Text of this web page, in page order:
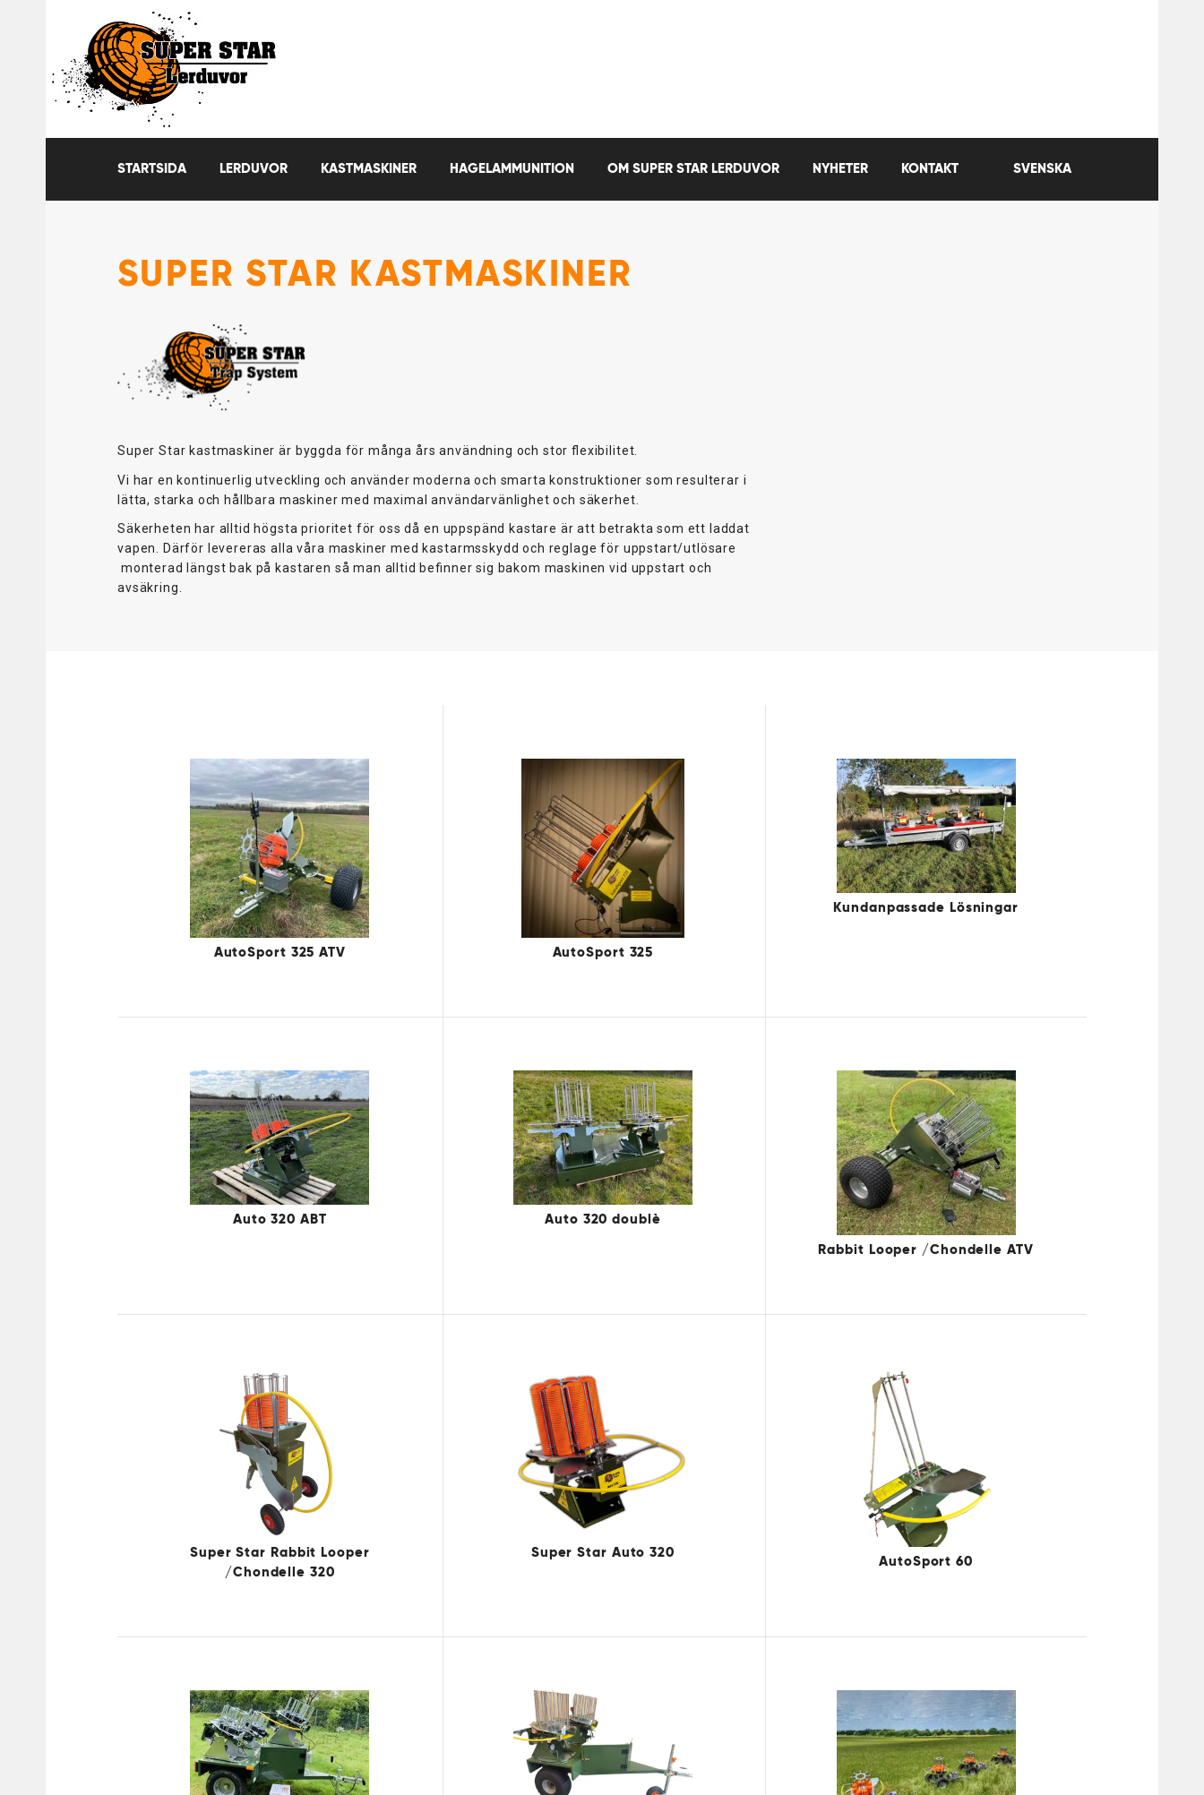
STARTSIDA LERDUVOR KASTMASKINER HAGELAMMUNITION OM SUPER STAR LERDUVOR NYHETER KONTAKT SVENSKA
SUPER STAR KASTMASKINER
Super Star kastmaskiner är byggda för många års användning och stor flexibilitet.
Vi har en kontinuerlig utveckling och använder moderna och smarta konstruktioner som resulterar i
lätta, starka och hållbara maskiner med maximal användarvänlighet och säkerhet.
Säkerheten har alltid högsta prioritet för oss då en uppspänd kastare är att betrakta som ett laddat
vapen. Därför levereras alla våra maskiner med kastarmsskydd och reglage för uppstart/utlösare
monterad längst bak på kastaren så man alltid befinner sig bakom maskinen vid uppstart och
avsäkring.
AutoSport 325 ATV AutoSport 325
Kundanpassade Lösningar
Auto 320 ABT Auto 320 doublè
Rabbit Looper /Chondelle ATV
Super Star Rabbit Looper
/Chondelle 320
Super Star Auto 320
AutoSport 60